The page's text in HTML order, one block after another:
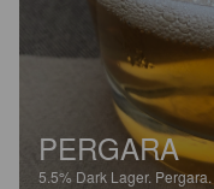
PERGARA
5.5% Dark Lager. Pergara.